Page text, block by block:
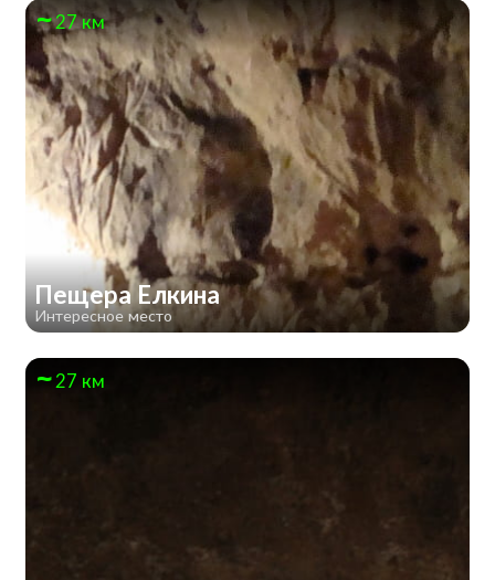
27 км
Пещера Елкина
Интересное место
27 км